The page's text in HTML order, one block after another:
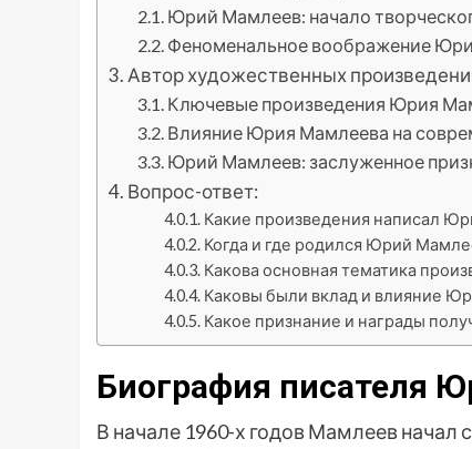
Юрий Мамлеев: начало
Феноменальное воображение
Автор художественных
Ключевые произведения Юрия
Влияние Юрия Мамлеева на
Юрий Мамлеев: заслуженное
Вопрос-ответ:
Какие произведения написал
Когда и где родился Юрий
Какова основная тематика
Каковы были вклад и влияние
Какое признание и награды
Биография писателя
В начале 1960-х годов Мамлеев